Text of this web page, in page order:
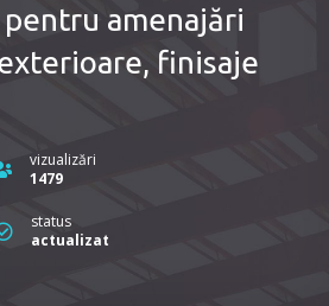
amenajări
finisaje
vizualizări
1479
status
actualizat